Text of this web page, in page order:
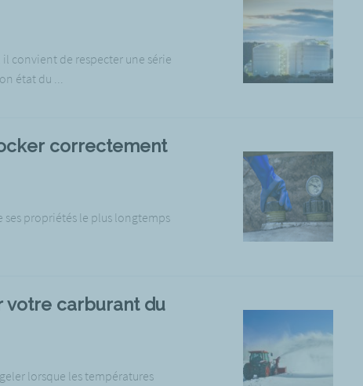
convient de respecter une série
état du ...
correctement
ses propriétés le plus longtemps
votre carburant du
lorsque les températures